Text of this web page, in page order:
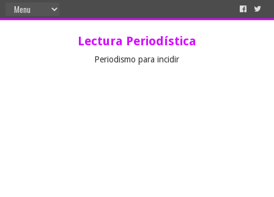
Lectura Periodística
Periodismo para incidir